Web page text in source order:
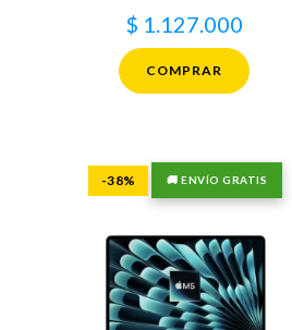
$ 1.127.000
COMPRAR
🚚 ENVÍO GRATIS
-38%